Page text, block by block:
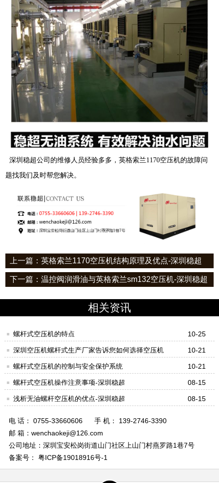
深圳稳超公司的维修人员经验多多，英格索兰1170空压机的故障问
题找我们及时帮您解决。
上一篇：英格索兰1170空压机结构原理及优点-深圳稳超
下一篇：温控阀润滑油与英格索兰sm132空压机-深圳稳超
相关资讯
螺杆式空压机的特点 10-25
深圳空压机螺杆式生产厂家告诉您如何选择空压机 10-21
螺杆式空压机的控制与安全保护系统 10-21
螺杆式空压机操作注意事项-深圳稳超 08-15
浅析无油螺杆空压机的优点-深圳稳超 08-15
电 话： 0755-33660606
手 机： 139-2746-3390
邮 箱：wenchaokeji@126.com
公司地址：深圳宝安松岗街道山门社区上山门村燕罗路1巷7号
备案号： 粤ICP备19018916号-1